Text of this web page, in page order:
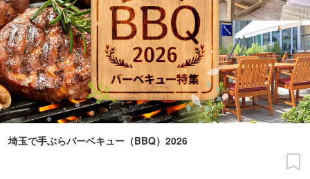
埼玉で手ぶらバーベキュー（BBQ）2026